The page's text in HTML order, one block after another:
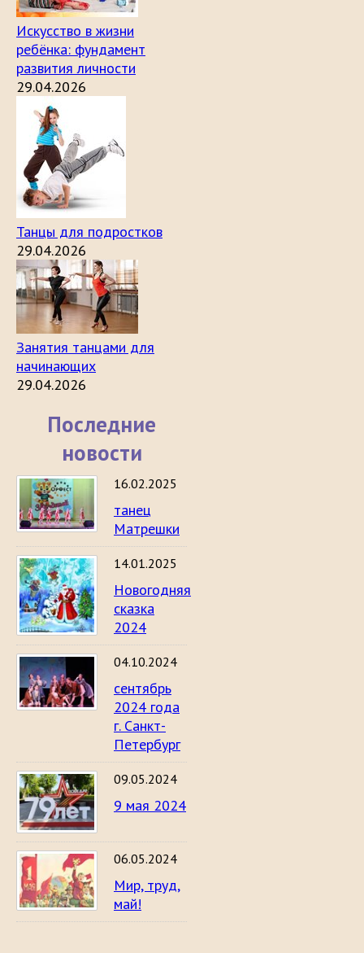
Искусство в жизни
ребёнка: фундамент
развития личности
29.04.2026
Танцы для подростков
29.04.2026
Занятия танцами для
начинающих
29.04.2026
Последние
новости
16.02.2025
танец
Матрешки
14.01.2025
Новогодняя
сказка
2024
04.10.2024
сентябрь
2024 года
г. Санкт-
Петербург
09.05.2024
9 мая 2024
06.05.2024
Мир, труд,
май!